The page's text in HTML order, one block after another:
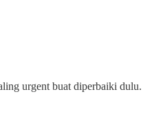
urgent buat diperbaiki dulu.